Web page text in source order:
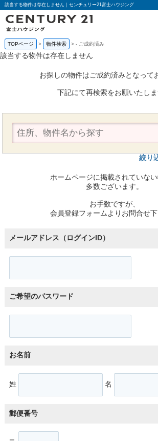
該当する物件は存在しません｜センチュリー21富士ハウジング
TOPページ 物件検索 - ご成約済み
該当する物件は存在しません
お探しの物件はご成約済みとなって
下記にて再検索をお願いたしま
絞り
ホームページに掲載されていな
多数ございます。
お手数ですが、
会員登録フォームよりお問合せ下
メールアドレス（ログインID）
ご希望のパスワード
お名前
姓 名
郵便番号